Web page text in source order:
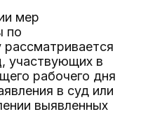
мер
по
участвующих в
рабочего дня
в суд или
выявленных